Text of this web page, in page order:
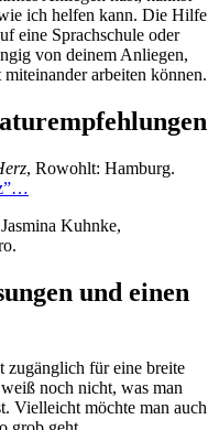
ich helfen kann. Die Hilfe
eine Sprachschule oder
von deinem Anliegen,
arbeiten können.
, Rowohlt: Hamburg.
und einen
zugänglich für eine breite
noch nicht, was man
Vielleicht möchte man auch